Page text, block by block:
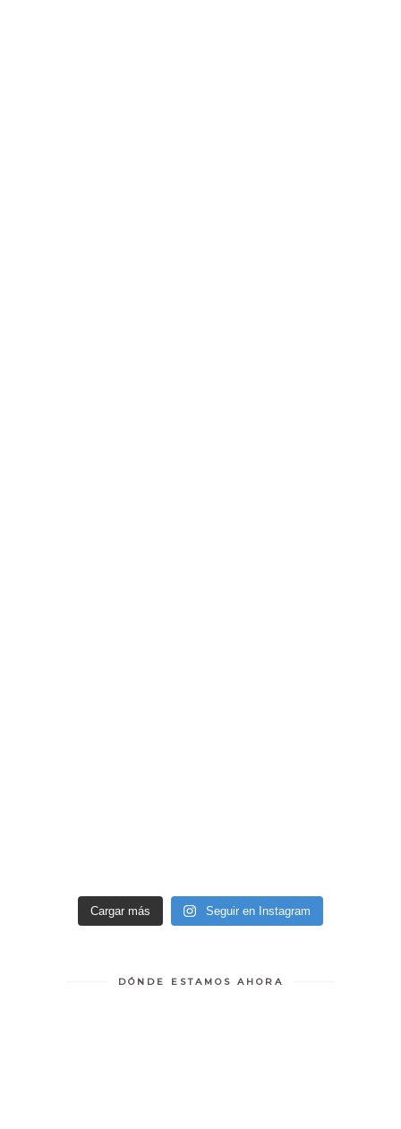
Cargar más Seguir en Instagram
DÓNDE ESTAMOS AHORA